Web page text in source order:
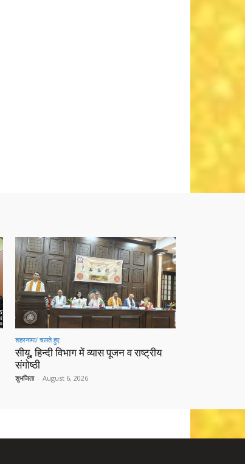
शहरनामा/ चलते हुए
सीयू, हिन्दी विभाग में व्यास पूजन व राष्ट्रीय
संगोष्ठी
शुभजिता - August 6, 2026